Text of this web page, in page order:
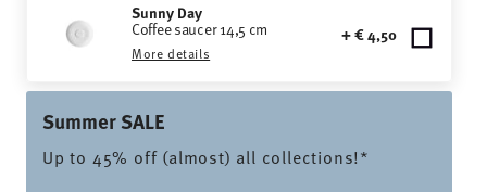
Sunny Day
Coffee saucer 14,5 cm
More details
+ € 4,50
Summer SALE
Up to 45% off (almost) all collections!*